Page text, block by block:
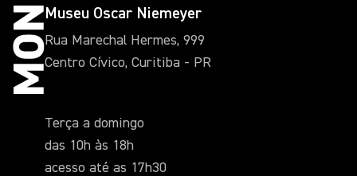
Museu Oscar Niemeyer
Rua Marechal Hermes, 999
Centro Cívico, Curitiba - PR
Terça a domingo
das 10h às 18h
acesso até as 17h30